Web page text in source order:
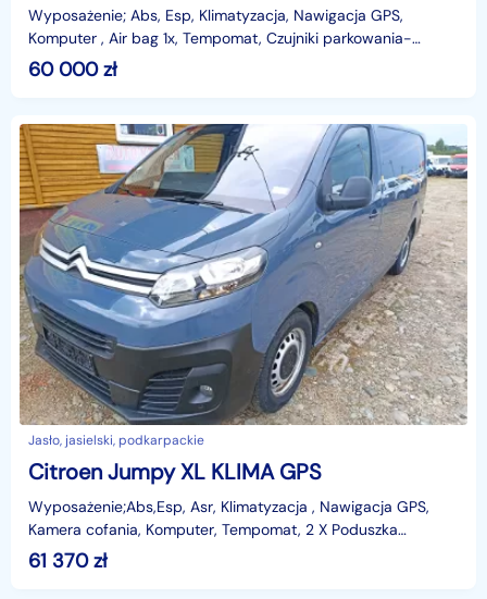
Wyposażenie; Abs, Esp, Klimatyzacja, Nawigacja GPS,
Komputer , Air bag 1x, Tempomat, Czujniki parkowania-
kamera, Czujniki odległości, Elektryczne szyby, Elektry
60 000zł
Jasło, jasielski, podkarpackie
Citroen Jumpy XL KLIMA GPS
Wyposażenie;Abs,Esp, Asr, Klimatyzacja , Nawigacja GPS,
Kamera cofania, Komputer, Tempomat, 2 X Poduszka
powietrzna, Elektryczne szyby, lusterka -ogrzewane, ste
61 370zł